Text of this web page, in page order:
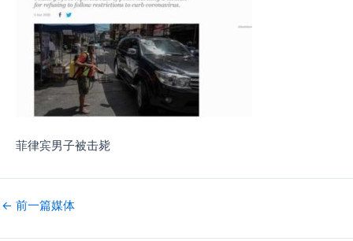
菲律宾男子被击毙
← 前一篇媒体